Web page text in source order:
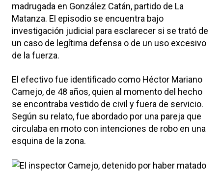
madrugada en González Catán, partido de La
Matanza. El episodio se encuentra bajo
investigación judicial para esclarecer si se trató de
un caso de legítima defensa o de un uso excesivo
de la fuerza.
El efectivo fue identificado como Héctor Mariano
Camejo, de 48 años, quien al momento del hecho
se encontraba vestido de civil y fuera de servicio.
Según su relato, fue abordado por una pareja que
circulaba en moto con intenciones de robo en una
esquina de la zona.